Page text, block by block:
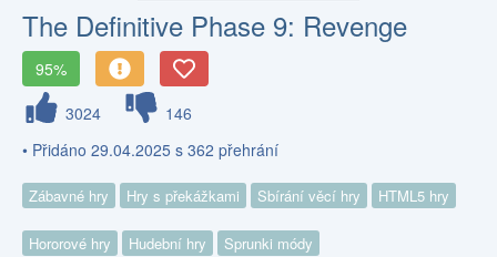
The Definitive Phase 9: Revenge
95%
3024
146
• Přidáno 29.04.2025 s 362 přehrání
Zábavné hry Hry s překážkami Sbírání věcí hry HTML5 hry
Hororové hry Hudební hry Sprunki módy